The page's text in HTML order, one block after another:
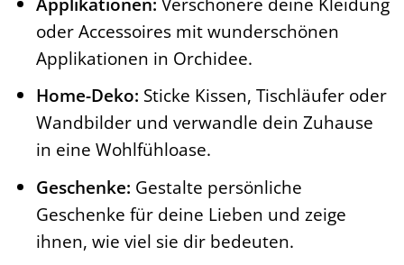
oder Accessoires mit wunderschönen
Applikationen in Orchidee.
Home-Deko: Sticke Kissen, Tischläufer oder
Wandbilder und verwandle dein Zuhause
in eine Wohlfühloase.
Geschenke: Gestalte persönliche
Geschenke für deine Lieben und zeige
ihnen, wie viel sie dir bedeuten.